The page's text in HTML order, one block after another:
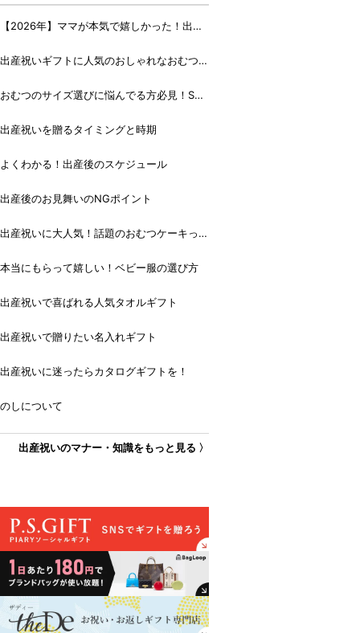
【2026年】ママが本気で嬉しかった！出産
出産祝いギフトに人気のおしゃれなおむつケ
おむつのサイズ選びに悩んでる方必見！Sサ
出産祝いを贈るタイミングと時期
よくわかる！出産後のスケジュール
出産後のお見舞いのNGポイント
出産祝いに大人気！話題のおむつケーキっ
本当にもらって嬉しい！ベビー服の選び方
出産祝いで喜ばれる人気タオルギフト
出産祝いで贈りたい名入れギフト
出産祝いに迷ったらカタログギフトを！
のしについて
出産祝いのマナー・知識をもっと見る 〉